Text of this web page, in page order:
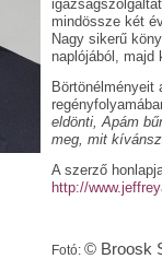
mindössze két
Nagy sikerű
naplójából, majd
Börtönélményeit
eldönti, Apám
meg, mit
A szerző
http://
Fotó: © Broosk